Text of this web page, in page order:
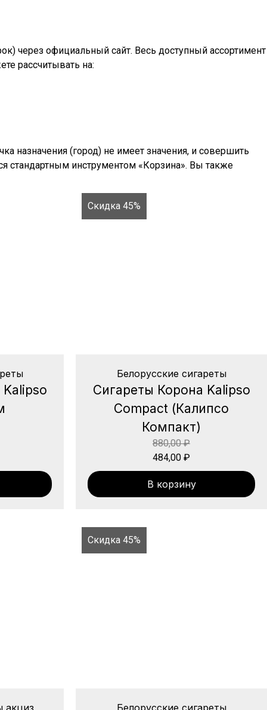
через официальный сайт. Весь доступный ассортимент
рассчитывать на:
(город) не имеет значения, и совершить
стандартным инструментом «Корзина». Вы также
Скидка 45%
Белорусские сигареты
Сигареты Корона Kalipso
Compact (Калипсо
Компакт)
880,00₽
484,00 ₽
В корзину
акциз
Скидка 45%
Белорусские сигареты